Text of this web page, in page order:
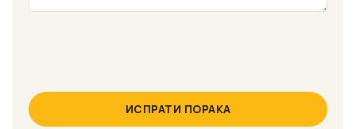
ИСПРАТИ ПОРАКА